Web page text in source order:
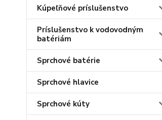
Kúpeľňové príslušenstvo
Príslušenstvo k vodovodným
batériám
Sprchové batérie
Sprchové hlavice
Sprchové kúty